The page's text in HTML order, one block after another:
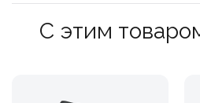
С этим